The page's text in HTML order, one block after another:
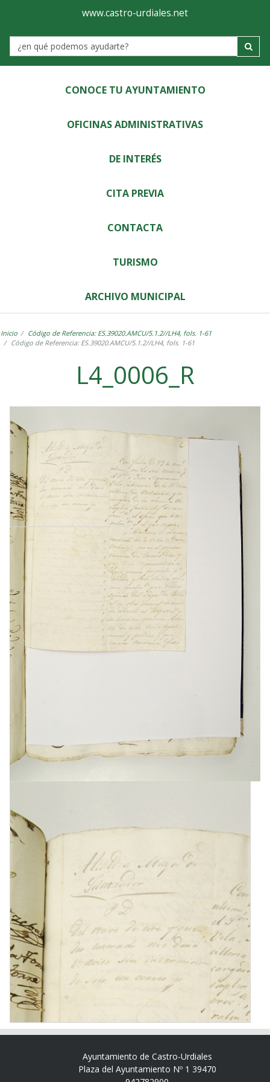
Ayuntamiento
de
Castro-
Urdiales
www.castro-urdiales.net
Label
CONOCE TU AYUNTAMIENTO
OFICINAS ADMINISTRATIVAS
DE INTERÉS
CITA PREVIA
CONTACTA
TURISMO
ARCHIVO MUNICIPAL
Inicio
Código de Referencia: ES.39020.AMCU/5.1.2//LH4, fols. 1-61
Código de Referencia: ES.39020.AMCU/5.1.2//LH4, fols. 1-61
L4_0006_R
Ayuntamiento de Castro-Urdiales
Plaza del Ayuntamiento Nº 1 39470